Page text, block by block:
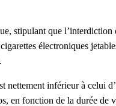
stipulant que l’interdiction
électroniques
inférieur à celui
en fonction de la durée de